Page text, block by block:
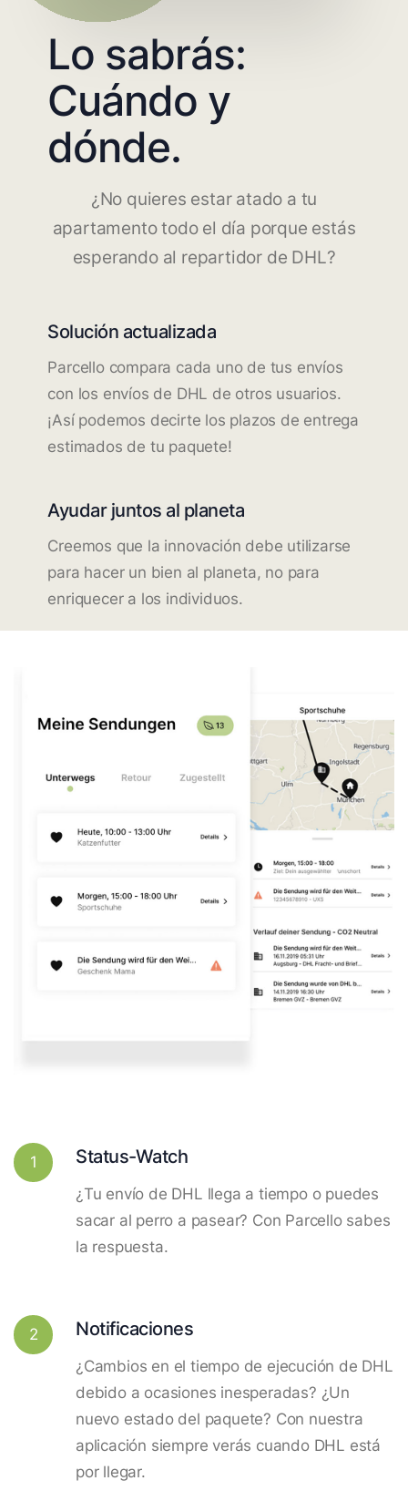
Lo sabrás:
Cuándo y
dónde.
¿No quieres estar atado a tu
apartamento todo el día porque estás
esperando al repartidor de DHL?
Solución actualizada
Parcello compara cada uno de tus envíos
con los envíos de DHL de otros usuarios.
¡Así podemos decirte los plazos de entrega
estimados de tu paquete!
Ayudar juntos al planeta
Creemos que la innovación debe utilizarse
para hacer un bien al planeta, no para
enriquecer a los individuos.
1 Status-Watch
¿Tu envío de DHL llega a tiempo o puedes
sacar al perro a pasear? Con Parcello sabes
la respuesta.
2 Notificaciones
¿Cambios en el tiempo de ejecución de DHL
debido a ocasiones inesperadas? ¿Un
nuevo estado del paquete? Con nuestra
aplicación siempre verás cuando DHL está
por llegar.